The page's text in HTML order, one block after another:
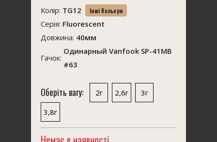
Колір: TG12 Інші Кольори
Серія: Fluorescent
Довжина: 40мм
Гачок:
Одинарный Vanfook SP-41MB
#63
Оберіть вагу: 2г 2,6г
3г
3,8г